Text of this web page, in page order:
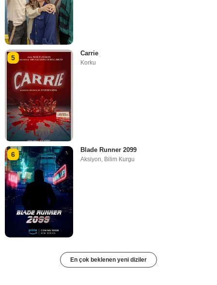
5
Carrie
Korku
6
Blade Runner 2099
Aksiyon Bilim Kurgu
En çok beklenen yeni diziler